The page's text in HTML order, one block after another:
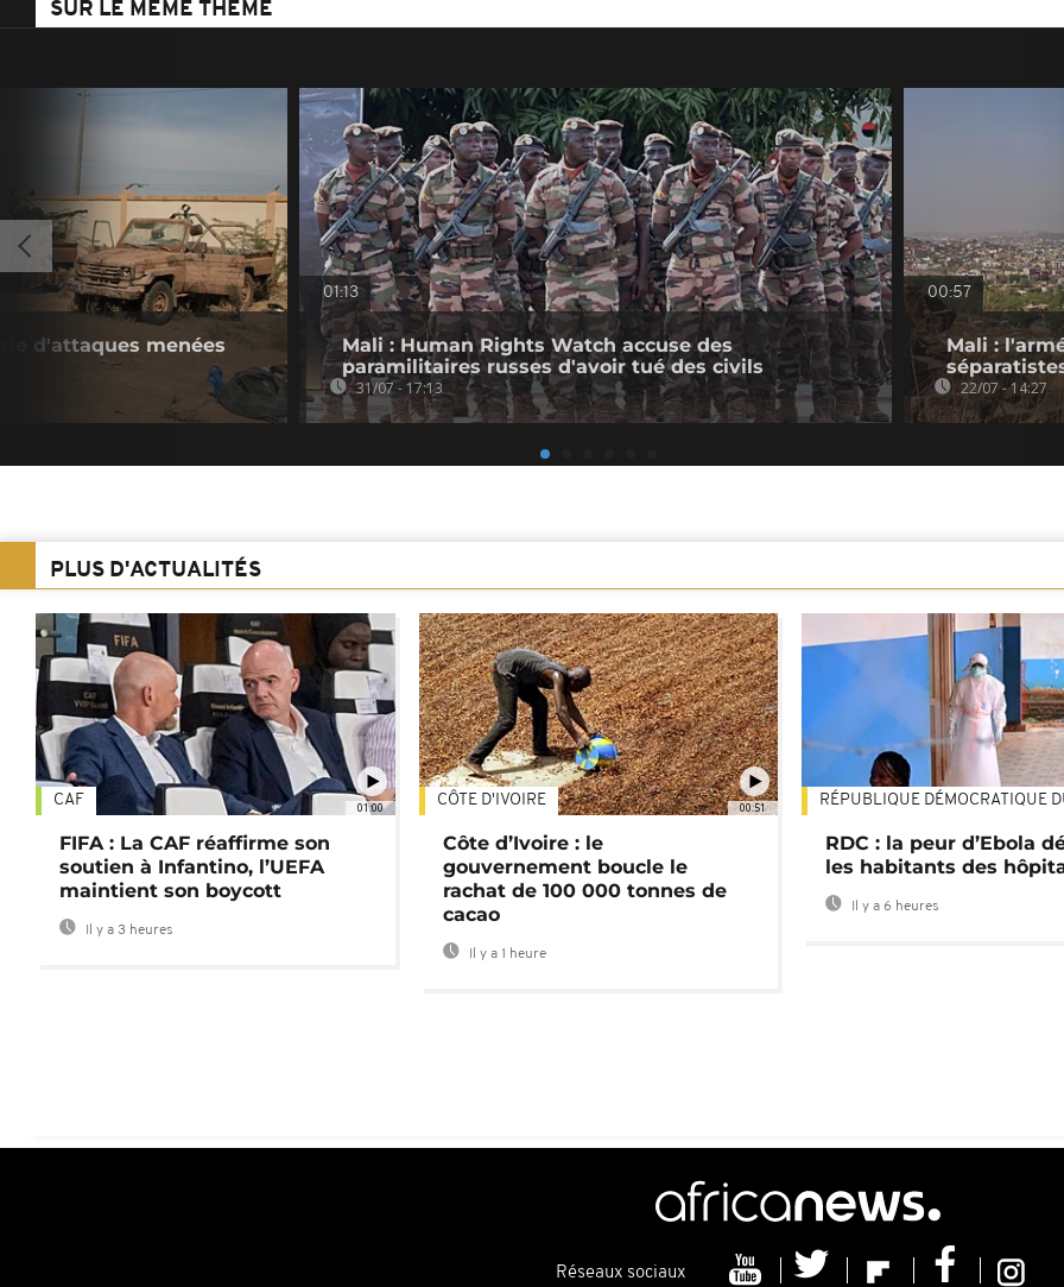
SUR LE MÊME THÈME
d'attaques menées
01:13
Mali : Human Rights Watch accuse des
paramilitaires russes d'avoir tué des civils
31/07 - 17:13
00:57
Mali :
22/07 - 14:27
PLUS D'ACTUALITÉS
01:00
CAF
FIFA : La CAF réaffirme son
soutien à Infantino, l’UEFA
maintient son boycott
Il y a 3 heures
00:51
CÔTE D'IVOIRE
Côte d’Ivoire : le
gouvernement boucle le
rachat de 100 000 tonnes de
cacao
Il y a 1 heure
RÉPUBLIQUE DÉMOCRATIQUE
RDC : la peur d’Ebola
les habitants des
Il y a 6 heures
Réseaux sociaux